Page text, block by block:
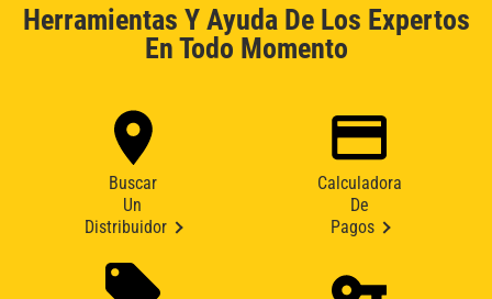
Herramientas Y Ayuda De Los Expertos
En Todo Momento
Buscar
Un
Distribuidor
Calculadora
De
Pagos